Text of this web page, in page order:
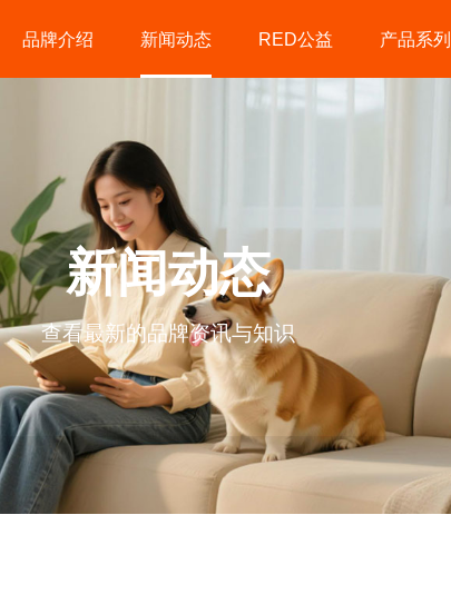
品牌介绍 新闻动态 RED公益 产品系列
新闻动态
查看最新的品牌资讯与知识